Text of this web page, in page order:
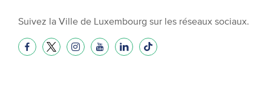
Suivez la Ville de Luxembourg sur les réseaux sociaux.